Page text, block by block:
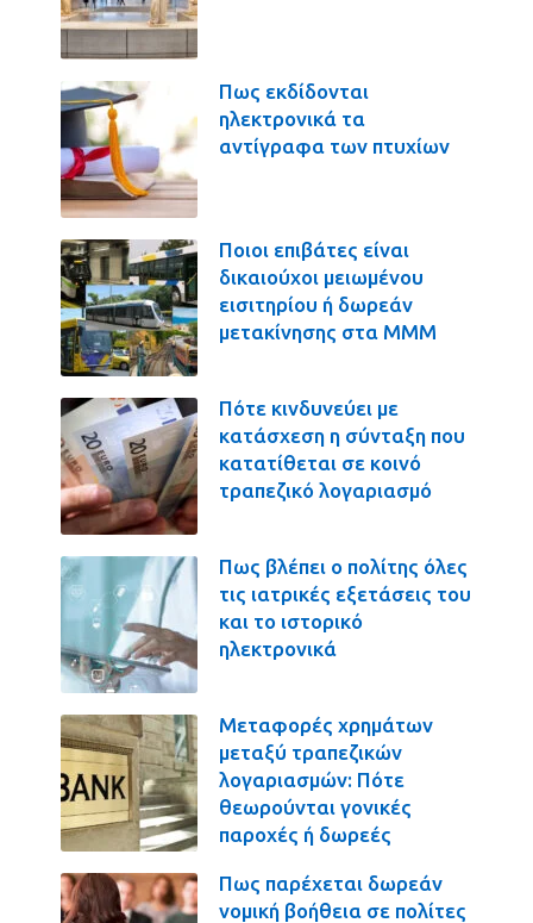
Πως εκδίδονται
ηλεκτρονικά τα
αντίγραφα των πτυχίων
Ποιοι επιβάτες είναι
δικαιούχοι μειωμένου
εισιτηρίου ή δωρεάν
μετακίνησης στα ΜΜΜ
Πότε κινδυνεύει με
κατάσχεση η σύνταξη που
κατατίθεται σε κοινό
τραπεζικό λογαριασμό
Πως βλέπει ο πολίτης όλες
τις ιατρικές εξετάσεις του
και το ιστορικό
ηλεκτρονικά
Μεταφορές χρημάτων
μεταξύ τραπεζικών
λογαριασμών: Πότε
θεωρούνται γονικές
παροχές ή δωρεές
Πως παρέχεται δωρεάν
νομική βοήθεια σε πολίτες